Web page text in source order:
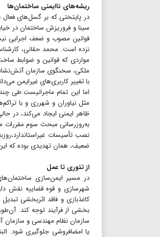
ریشه‌های ناایمنی ساختمان‌ها
در پایتختی که بر گسل‌های
سینا و فروریزش ساختمان در
قوانین مصوب و ضعف اجرایی
نزده است. محمد حقانی،
مواردی که قوانین و ضوابط
ملکی، سخنگوی سازمان
با تغییر کاربری‌های غیرایمن
اما این تمام ماجرانیست.طی
مثل نیاوران و شهرری و با
ظاهر ایمنی ایجاد می‌کند، در
نصب تأسیسات
ضعیف، همان تهدیدی بوده که
از تئوری تا عمل
در مسیر ایمن‌سازی
شهرسازی و قوه قضاییه نقش
کاغذبازی و فاقد اثربخشی
بخشی از فرآیند توجه کند.
سازمان نظام مهندسی و سازمان
یا امضا‌فروشی جلوگیری شود.